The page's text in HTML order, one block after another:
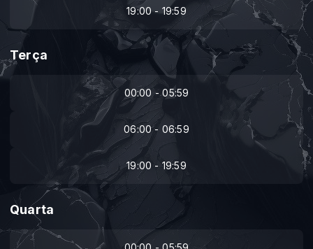
19:00 - 19:59
Terça
00:00 - 05:59
06:00 - 06:59
19:00 - 19:59
Quarta